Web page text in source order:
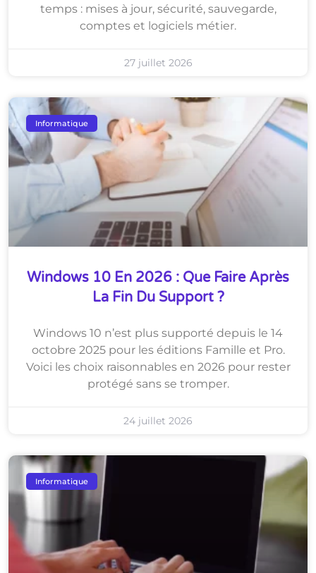
temps : mises à jour, sécurité, sauvegarde,
comptes et logiciels métier.
27 juillet 2026
Informatique
Windows 10 En 2026 : Que Faire Après
La Fin Du Support ?
Windows 10 n’est plus supporté depuis le 14
octobre 2025 pour les éditions Famille et Pro.
Voici les choix raisonnables en 2026 pour rester
protégé sans se tromper.
24 juillet 2026
Informatique